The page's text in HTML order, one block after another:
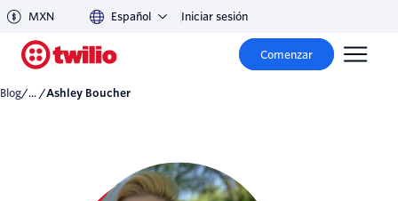
MXN Español Iniciar sesión
Comenzar
Blog/... / Ashley Boucher